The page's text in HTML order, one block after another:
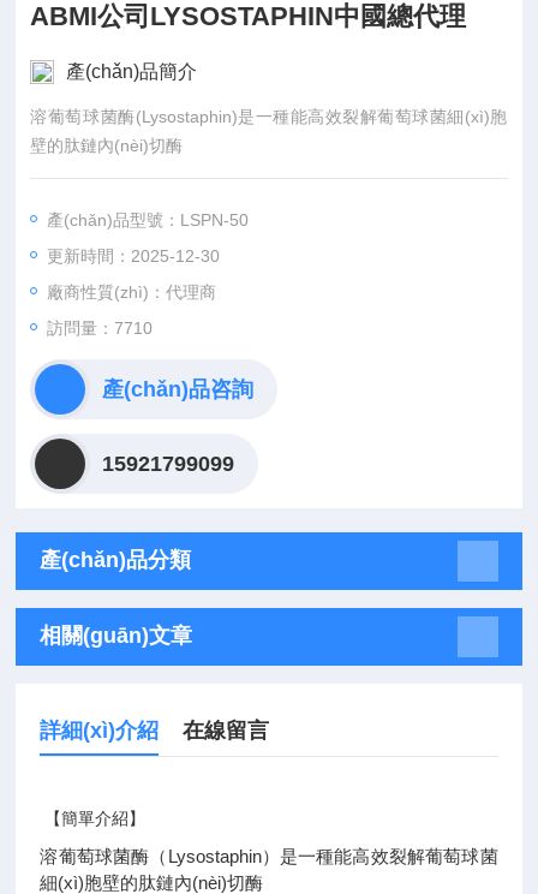
ABMI公司LYSOSTAPHIN中國總代理
產(chǎn)品簡介
溶葡萄球菌酶(Lysostaphin)是一種能高效裂解葡萄球菌細(xì)胞
壁的肽鏈內(nèi)切酶
產(chǎn)品型號：LSPN-50
更新時間：2025-12-30
廠商性質(zhì)：代理商
訪問量：7710
產(chǎn)品咨詢
15921799099
產(chǎn)品分類
相關(guān)文章
詳細(xì)介紹 在線留言
【簡單介紹】
溶葡萄球菌酶（Lysostaphin）是一種能高效裂解葡萄球菌
細(xì)胞壁的肽鏈內(nèi)切酶